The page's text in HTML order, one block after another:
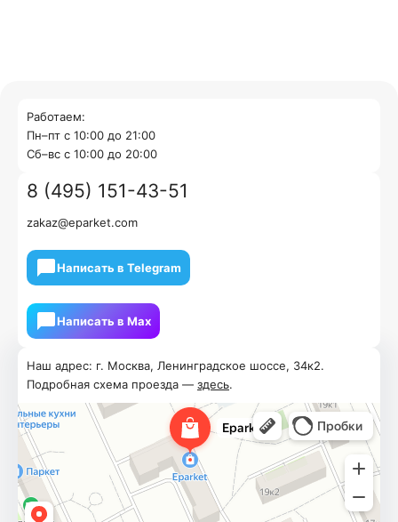
Наш адрес: г. Москва, Ленинградское шоссе, 34к2.
Подробная схема проезда — здесь.
Работаем:
Пн–пт с 10:00 до 21:00
Cб–вс с 10:00 до 20:00
8 (495) 151-43-51
zakaz@eparket.com
Написать в Telegram
Написать в Мах